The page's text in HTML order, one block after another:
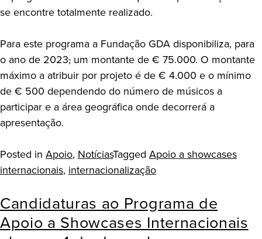
se encontre totalmente realizado.
Para este programa a Fundação GDA disponibiliza, para
o ano de 2023, um montante de € 75.000. O montante
máximo a atribuir por projeto é de € 4.000 e o mínimo
de € 500 dependendo do número de músicos a
participar e a área geográfica onde decorrerá a
apresentação.
Posted in Apoio, NotíciasTagged Apoio a showcases
internacionais, internacionalização
Candidaturas ao Programa de
Apoio a Showcases Internacionais